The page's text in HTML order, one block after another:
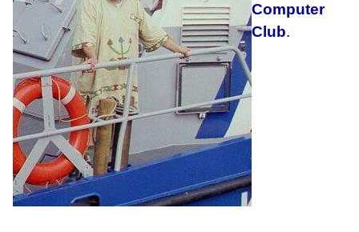
Computer
Club.